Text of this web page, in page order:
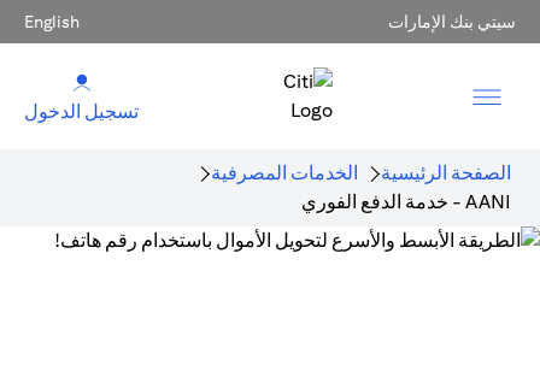
سيتي بنك الإمارات English
تسجيل الدخول
الصفحة الرئيسية
الخدمات المصرفية
AANI - خدمة الدفع الفوري